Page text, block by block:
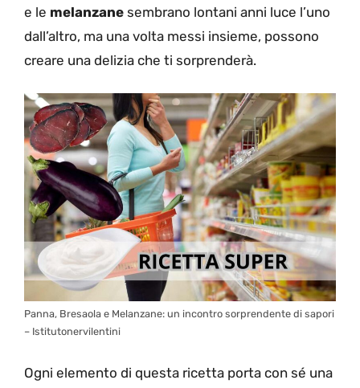
e le melanzane sembrano lontani anni luce l’uno
dall’altro, ma una volta messi insieme, possono
creare una delizia che ti sorprenderà.
Panna, Bresaola e Melanzane: un incontro sorprendente di sapori
– Istitutonervilentini
Ogni elemento di questa ricetta porta con sé una